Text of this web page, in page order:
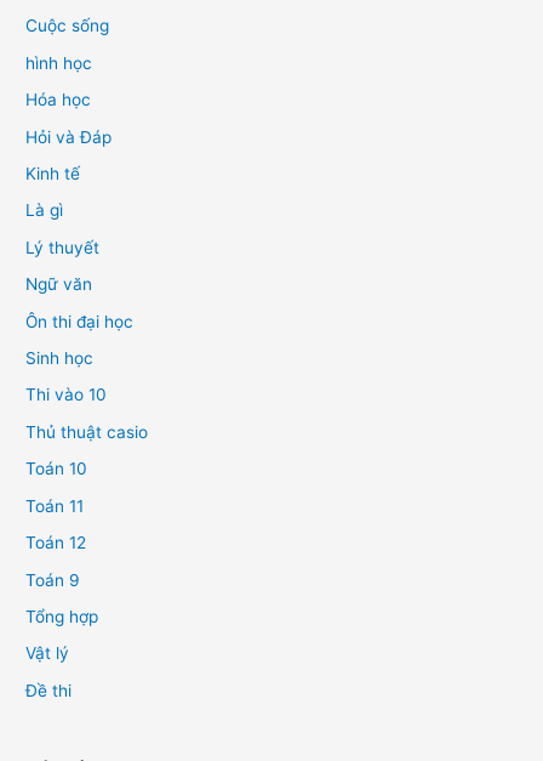
Cuộc sống
hình học
Hóa học
Hỏi và Đáp
Kinh tế
Là gì
Lý thuyết
Ngữ văn
Ôn thi đại học
Sinh học
Thi vào 10
Thủ thuật casio
Toán 10
Toán 11
Toán 12
Toán 9
Tổng hợp
Vật lý
Đề thi